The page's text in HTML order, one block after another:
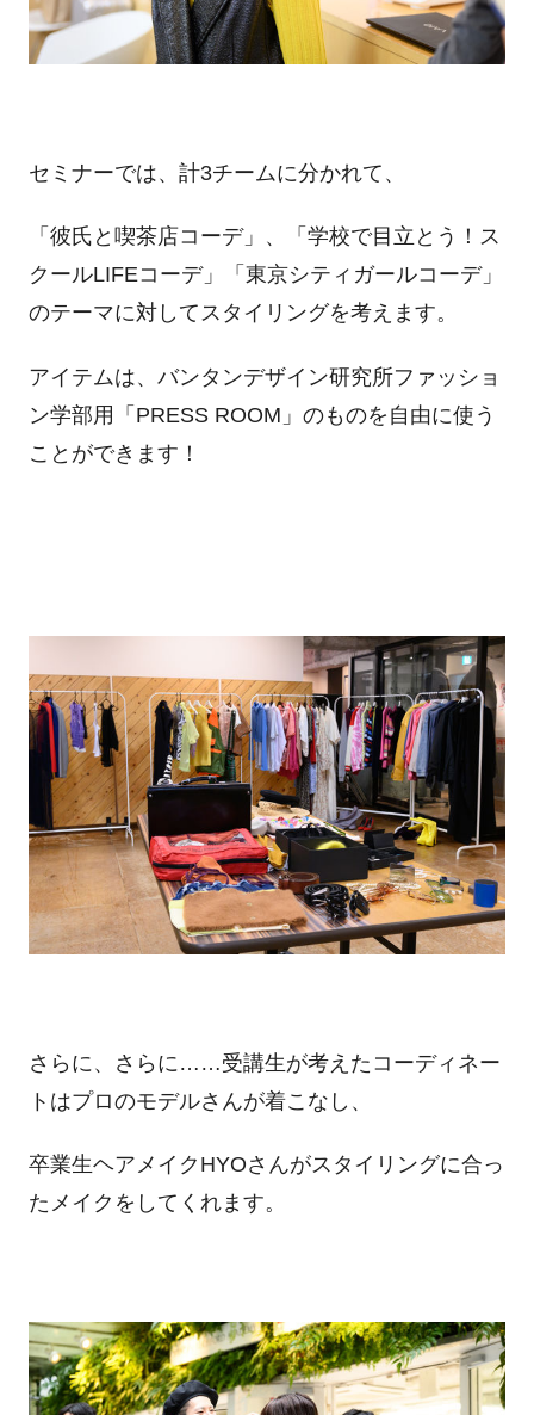
セミナーでは、計3チームに分かれて、
「彼氏と喫茶店コーデ」、「学校で目立とう！ス
クールLIFEコーデ」「東京シティガールコーデ」
のテーマに対してスタイリングを考えます。
アイテムは、バンタンデザイン研究所ファッショ
ン学部用「PRESS ROOM」のものを自由に使う
ことができます！
さらに、さらに……受講生が考えたコーディネー
トはプロのモデルさんが着こなし、
卒業生ヘアメイクHYOさんがスタイリングに合っ
たメイクをしてくれます。